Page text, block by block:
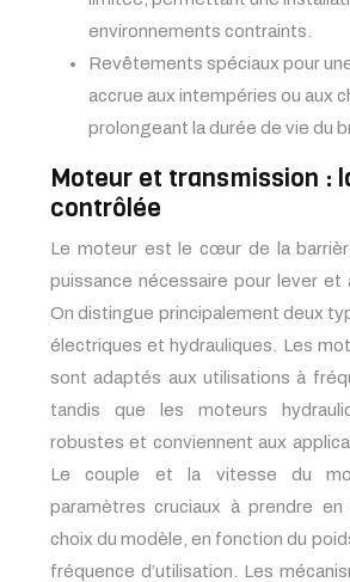
environnements contraints.
Revêtements spéciaux pour
accrue aux intempéries ou aux
prolongeant la durée de vie du
Moteur et transmission :
contrôlée
Le moteur est le cœur de la
puissance nécessaire pour lever et
On distingue principalement deux
électriques et hydrauliques. Les
sont adaptés aux utilisations à
tandis que les moteurs
robustes et conviennent aux
Le couple et la vitesse du
paramètres cruciaux à prendre
choix du modèle, en fonction du
fréquence d’utilisation. Les